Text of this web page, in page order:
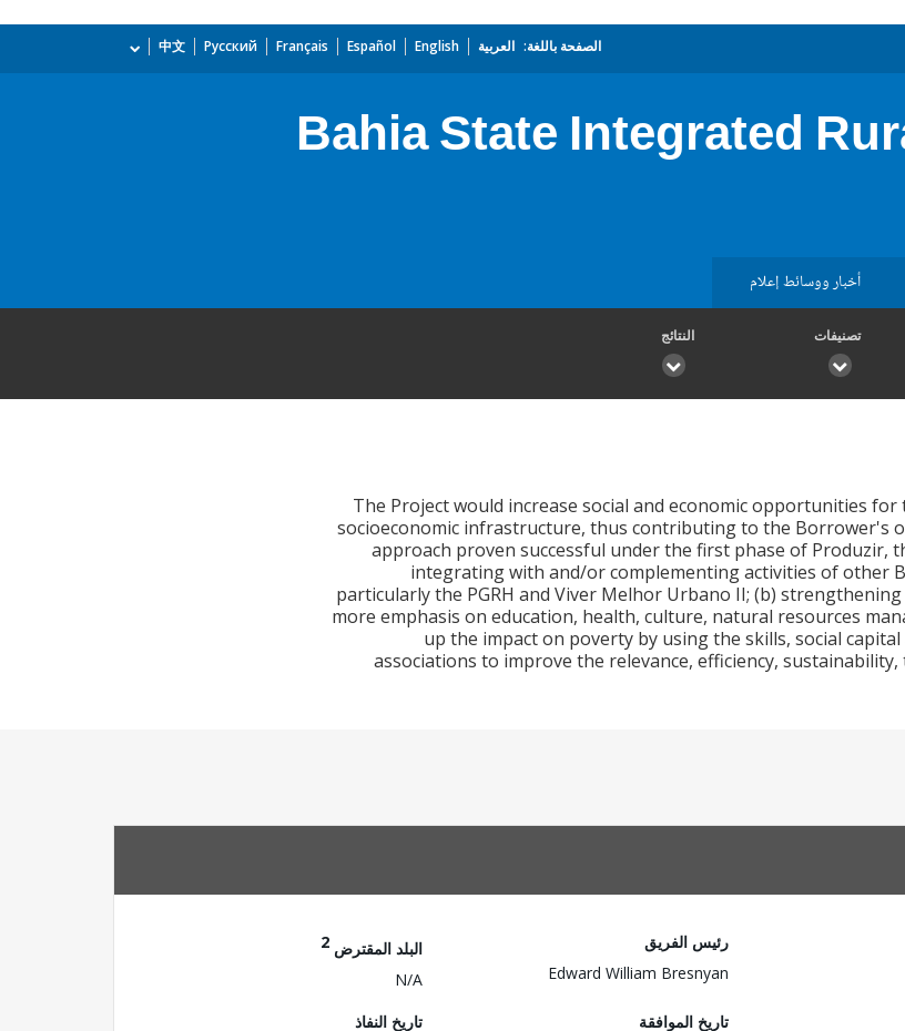
الصفحة باللغة: العربية English
Español
Français
Русский
中文
Bahia State Integrated
أخبار ووسائط إعلام
تصنيفات النتائج
The Project would increase social and economic opportunities
socioeconomic infrastructure, thus contributing to the Borrower's
approach proven successful under the first phase of Produzir,
integrating with and/or complementing activities of other
particularly the PGRH and Viver Melhor Urbano II; (b)
more emphasis on education, health, culture, natural resources
up the impact on poverty by using the skills, social
associations to improve the relevance, efficiency,
رئيس الفريق
Edward William Bresnyan
البلد المقترض 2
N/A
تاريخ الموافقة
تاريخ النفاذ